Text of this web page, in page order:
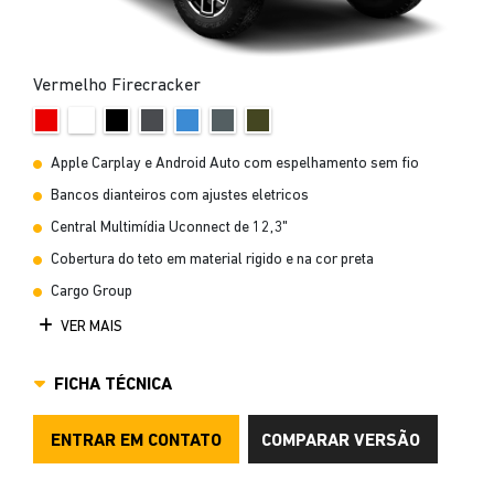
Vermelho Firecracker
Apple Carplay e Android Auto com espelhamento sem fio
Bancos dianteiros com ajustes eletricos
Central Multimídia Uconnect de 12,3"
Cobertura do teto em material rigido e na cor preta
Cargo Group
VER MAIS
FICHA TÉCNICA
ENTRAR EM CONTATO COMPARAR VERSÃO